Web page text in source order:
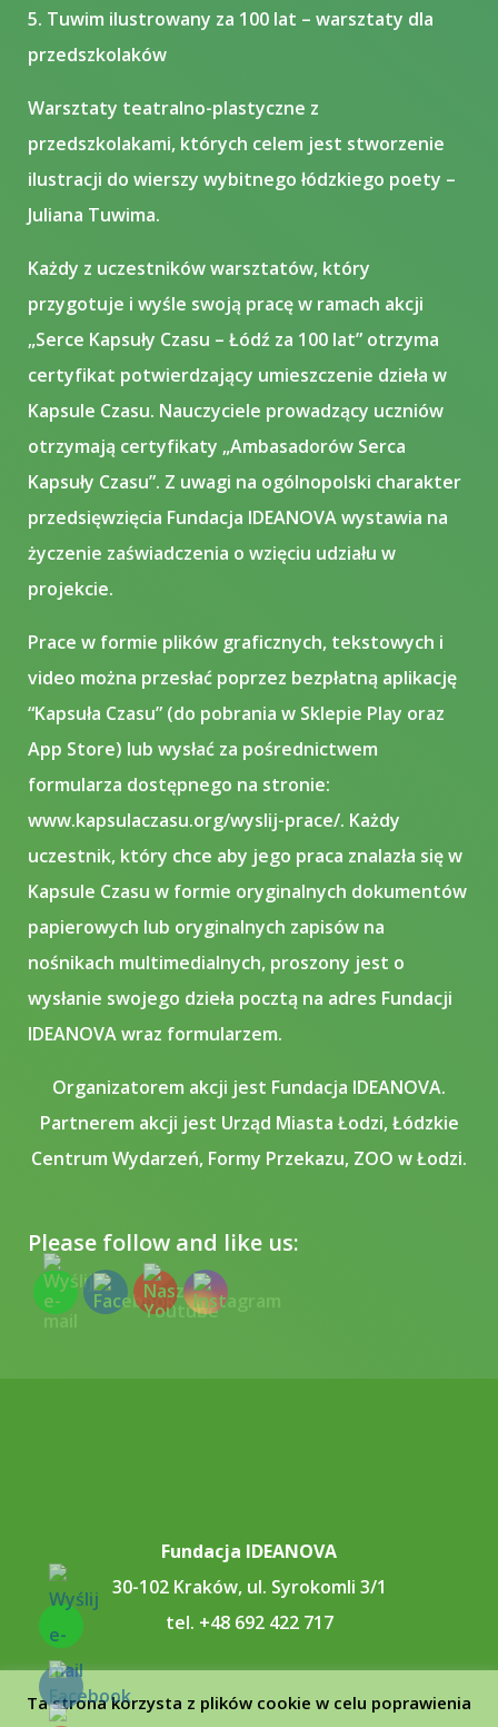
​5. Tuwim ilustrowany za 100 lat – warsztaty dla
przedszkolaków
Warsztaty teatralno-plastyczne z
przedszkolakami, których celem jest stworzenie
ilustracji do wierszy wybitnego łódzkiego poety –
Juliana Tuwima.​
Każdy z uczestników warsztatów, który
przygotuje i wyśle swoją pracę w ramach akcji
„Serce Kapsuły Czasu – Łódź za 100 lat” otrzyma
certyfikat potwierdzający umieszczenie dzieła w
Kapsule Czasu. Nauczyciele prowadzący uczniów
otrzymają certyfikaty „Ambasadorów Serca
Kapsuły Czasu”. Z uwagi na ogólnopolski charakter
przedsięwzięcia Fundacja IDEANOVA wystawia na
życzenie zaświadczenia o wzięciu udziału w
projekcie.
Prace w formie plików graficznych, tekstowych i
video można przesłać poprzez bezpłatną aplikację
“Kapsuła Czasu” (do pobrania w Sklepie Play oraz
App Store) lub wysłać za pośrednictwem
formularza dostępnego na stronie:
www.kapsulaczasu.org/wyslij-prace/. Każdy
uczestnik, który chce aby jego praca znalazła się w
Kapsule Czasu w formie oryginalnych dokumentów
papierowych lub oryginalnych zapisów na
nośnikach multimedialnych, proszony jest o
wysłanie swojego dzieła pocztą na adres Fundacji
IDEANOVA wraz formularzem.
Organizatorem akcji jest Fundacja IDEANOVA.
Partnerem akcji jest Urząd Miasta Łodzi, Łódzkie
Centrum Wydarzeń, Formy Przekazu, ZOO w Łodzi.
Please follow and like us:
Fundacja IDEANOVA
30-102 Kraków, ul. Syrokomli 3/1
tel. +48 692 422 717
Ta strona korzysta z plików cookie w celu poprawienia